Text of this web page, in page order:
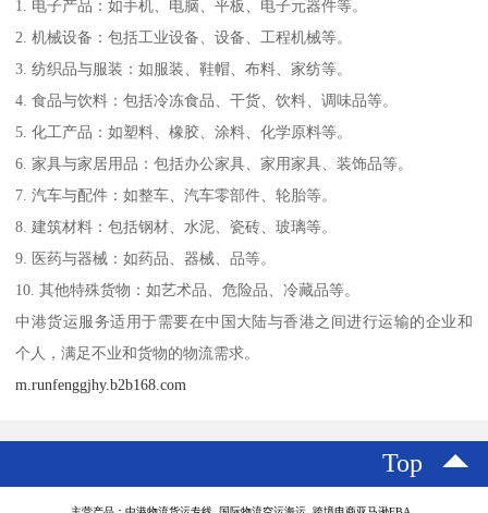
1. 电子产品：如手机、电脑、平板、电子元器件等。
2. 机械设备：包括工业设备、设备、工程机械等。
3. 纺织品与服装：如服装、鞋帽、布料、家纺等。
4. 食品与饮料：包括冷冻食品、干货、饮料、调味品等。
5. 化工产品：如塑料、橡胶、涂料、化学原料等。
6. 家具与家居用品：包括办公家具、家用家具、装饰品等。
7. 汽车与配件：如整车、汽车零部件、轮胎等。
8. 建筑材料：包括钢材、水泥、瓷砖、玻璃等。
9. 医药与器械：如药品、器械、品等。
10. 其他特殊货物：如艺术品、危险品、冷藏品等。
中港货运服务适用于需要在中国大陆与香港之间进行运输的企业和
个人，满足不业和货物的物流需求。
m.runfenggjhy.b2b168.com
Top